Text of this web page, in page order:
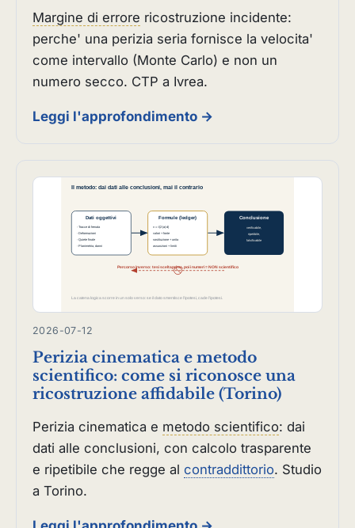
Margine di errore ricostruzione incidente:
perche' una perizia seria fornisce la velocita'
come intervallo (Monte Carlo) e non un
numero secco. CTP a Ivrea.
Leggi l'approfondimento →
2026-07-12
Perizia cinematica e metodo
scientifico: come si riconosce una
ricostruzione affidabile (Torino)
Perizia cinematica e metodo scientifico: dai
dati alle conclusioni, con calcolo trasparente
e ripetibile che regge al contraddittorio. Studio
a Torino.